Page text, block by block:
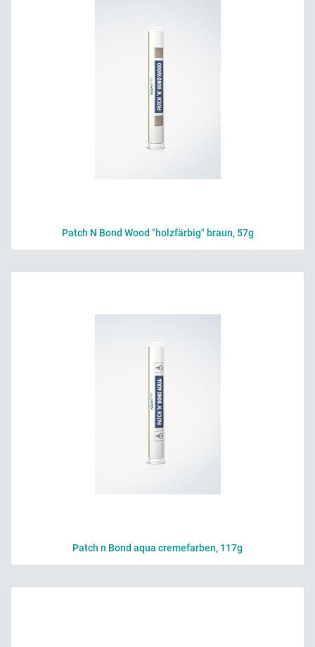
Patch N Bond Wood "holzfärbig" braun, 57g
Patch n Bond aqua cremefarben, 117g